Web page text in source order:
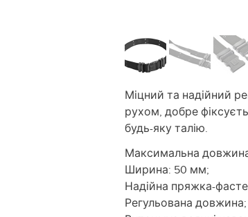
Міцний та надійний
рухом, добре
будь-яку талію.
Максимальна
Ширина: 50 мм;
Надійна пряжка-
Регульована довжина;